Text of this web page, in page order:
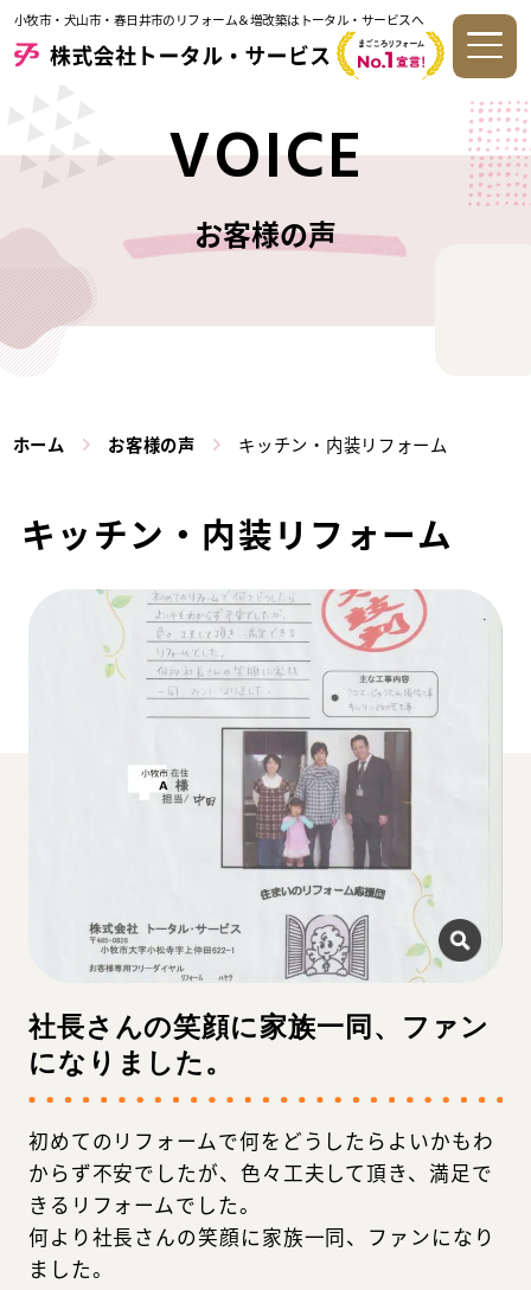
小牧市・犬山市・春日井市のリフォーム＆増改築はトータル・サービスへ
VOICE
お客様の声
ホーム お客様の声 キッチン・内装リフォーム
キッチン・内装リフォーム
社長さんの笑顔に家族一同、ファン
になりました。
初めてのリフォームで何をどうしたらよいかもわ
からず不安でしたが、色々工夫して頂き、満足で
きるリフォームでした。
何より社長さんの笑顔に家族一同、ファンになり
ました。